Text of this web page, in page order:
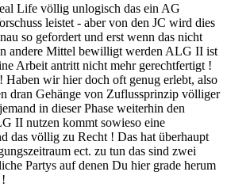
Life völlig unlogisch das ein AG
leistet - aber von den JC wird dies
so gefordert und erst wenn das nicht
andere Mittel bewilligt werden ALG II ist
Arbeit antritt nicht mehr gerechtfertigt !
Haben wir hier doch oft genug erlebt, also
dran Gehänge von Zuflussprinzip völliger
in dieser Phase weiterhin den
II nutzen kommt sowieso eine
das völlig zu Recht ! Das hat überhaupt
ect. zu tun das sind zwei
Partys auf denen Du hier grade herum